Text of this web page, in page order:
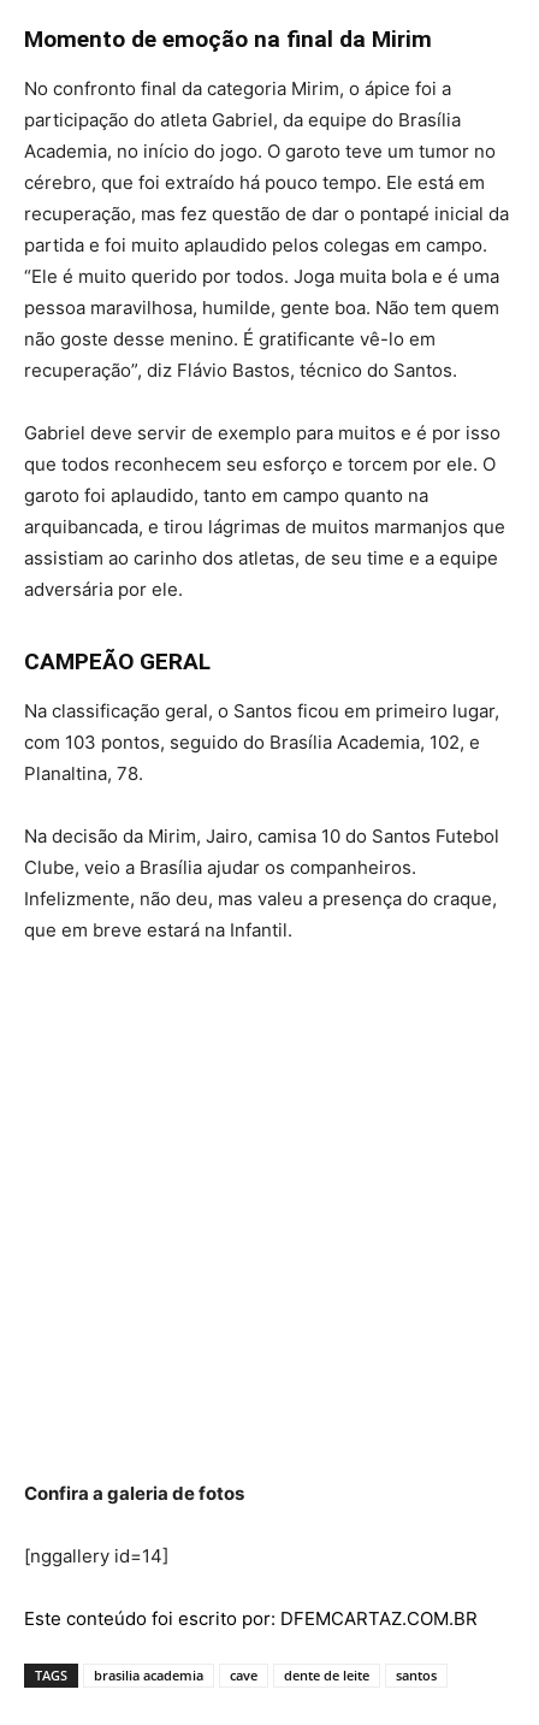
Momento de emoção na final da Mirim
No confronto final da categoria Mirim, o ápice foi a
participação do atleta Gabriel, da equipe do Brasília
Academia, no início do jogo. O garoto teve um tumor no
cérebro, que foi extraído há pouco tempo. Ele está em
recuperação, mas fez questão de dar o pontapé inicial da
partida e foi muito aplaudido pelos colegas em campo.
“Ele é muito querido por todos. Joga muita bola e é uma
pessoa maravilhosa, humilde, gente boa. Não tem quem
não goste desse menino. É gratificante vê-lo em
recuperação”, diz Flávio Bastos, técnico do Santos.
Gabriel deve servir de exemplo para muitos e é por isso
que todos reconhecem seu esforço e torcem por ele. O
garoto foi aplaudido, tanto em campo quanto na
arquibancada, e tirou lágrimas de muitos marmanjos que
assistiam ao carinho dos atletas, de seu time e a equipe
adversária por ele.
CAMPEÃO GERAL
Na classificação geral, o Santos ficou em primeiro lugar,
com 103 pontos, seguido do Brasília Academia, 102, e
Planaltina, 78.
Na decisão da Mirim, Jairo, camisa 10 do Santos Futebol
Clube, veio a Brasília ajudar os companheiros.
Infelizmente, não deu, mas valeu a presença do craque,
que em breve estará na Infantil.
Confira a galeria de fotos
[nggallery id=14]
Este conteúdo foi escrito por: DFEMCARTAZ.COM.BR
TAGS brasilia academia cave dente de leite santos